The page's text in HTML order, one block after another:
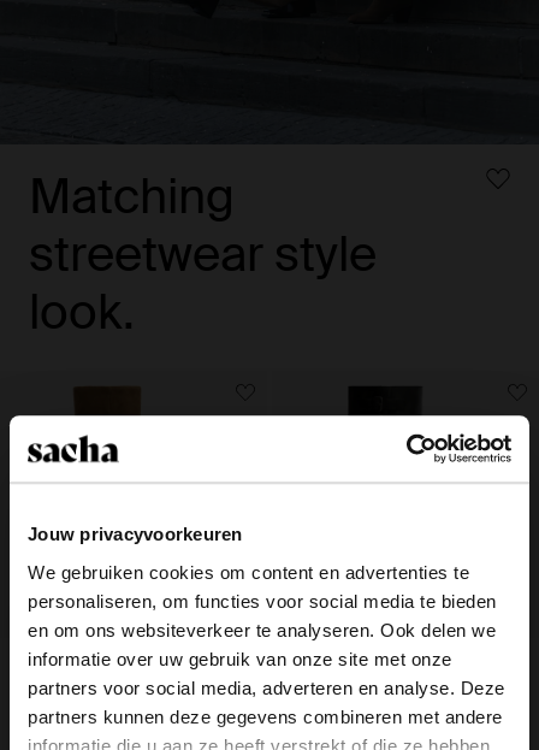
Jouw privacyvoorkeuren
We gebruiken cookies om content en advertenties te
personaliseren, om functies voor social media te bieden
en om ons websiteverkeer te analyseren. Ook delen we
informatie over uw gebruik van onze site met onze
partners voor social media, adverteren en analyse. Deze
partners kunnen deze gegevens combineren met andere
informatie die u aan ze heeft verstrekt of die ze hebben
Matching
streetwear style
look.
Taupe suède hoge laarzen met hak
189.99
Zwarte hoge leren buckle laarzen
met flap
269.99
×
View this website in English?
It looks like your language isn't Dutch. Would
you like to switch to English?